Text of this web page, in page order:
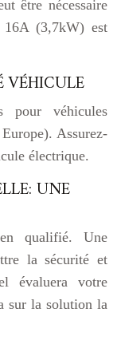
être nécessaire
(3,7kW) est
VÉHICULE
pour véhicules
Assurez-
électrique.
UNE
qualifié. Une
la sécurité et
évaluera votre
sur la solution la